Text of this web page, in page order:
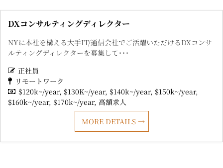
DXコンサルティングディレクター
NYに本社を構える大手IT/通信会社でご活躍いただけるDXコンサ
ルティングディレクターを募集して･･･
正社員
リモートワーク
$120k~/year $130K~/year $140k~/year $150k~/year
$160k~/year $170k~/year 高額求人
MORE DETAILS